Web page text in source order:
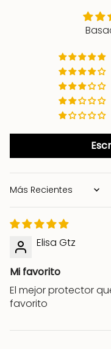
Sort by
Elisa Gtz
Mi favorito
El mejor protector
favorito